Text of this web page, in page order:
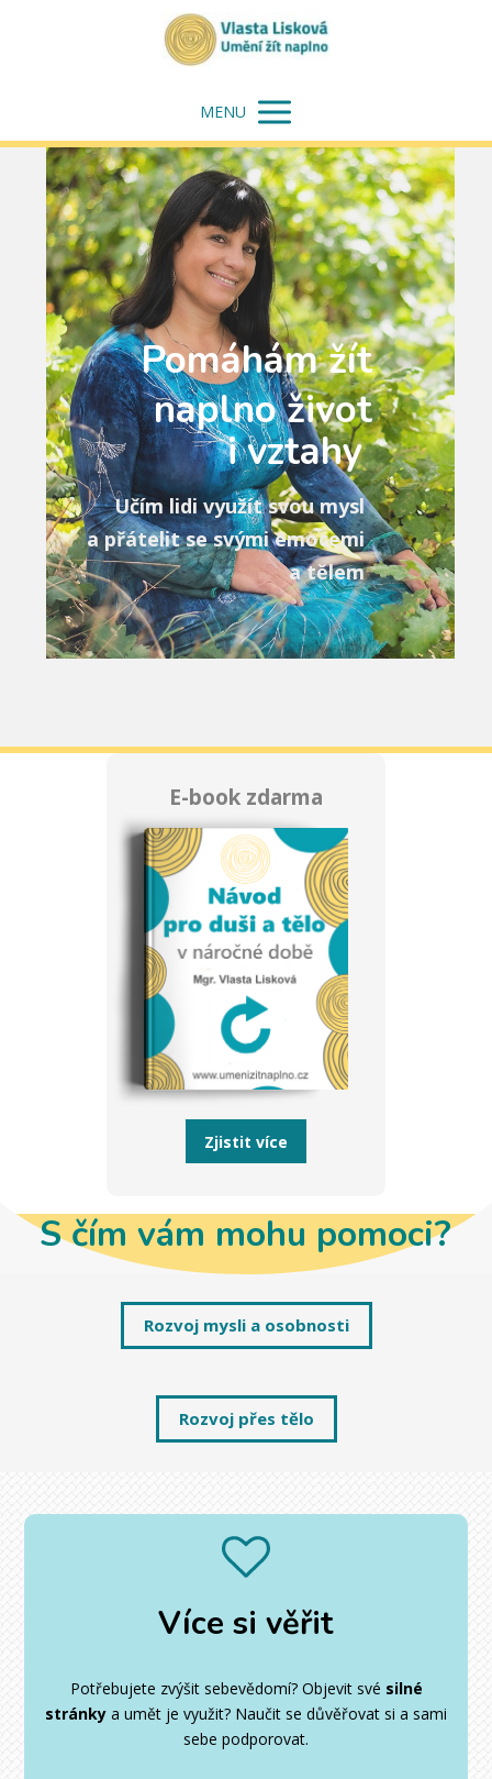
MENU
Pomáhám žít
naplno život
i vztahy
Učím lidi využít svou mysl
a přátelit se svými emocemi
a tělem
E-book zdarma
Zjistit více
S čím vám mohu pomoci?
Rozvoj mysli a osobnosti
Rozvoj přes tělo
Více si věřit
Potřebujete zvýšit sebevědomí? Objevit své silné
stránky a umět je využit? Naučit se důvěřovat si a sami
sebe podporovat.